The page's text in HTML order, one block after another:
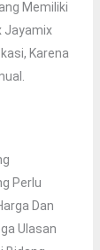
Memiliki
Jayamix
Karena
Perlu
Dan
Ulasan